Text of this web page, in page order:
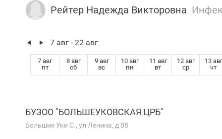
Рейтер Надежда Викторовна
7 авг - 22 авг
7 авг
пт
8 авг
сб
9 авг
вс
10 авг
пн
11 авг
вт
12 авг
ср
13 авг
чт
БУЗОО "БОЛЬШЕУКОВСКАЯ ЦРБ"
Большие Уки С., ул Ленина, д 88